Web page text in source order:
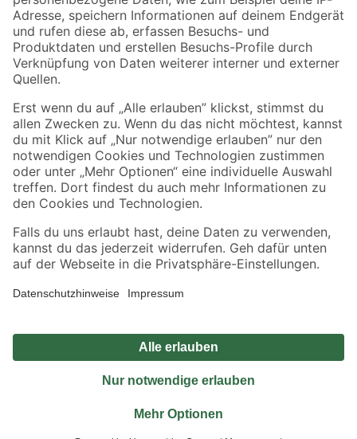
Zahlungsarten Versandarten
Sicher einkaufen
Jetzt die toom-App herunterladen
Alle Preisangaben in EUR inkl. gesetzl. MwSt.. Die dargestellten Angebote sind unter
Umständen nicht in allen Märkten verfügbar. Die angegebenen Verfügbarkeiten beziehen
Produkte nur solange der Vorrat reicht.
*Paketversand ab 59 € versandkostenfrei, gilt nicht für Artikel mit Speditionsversand, hier
Privatsphäre Impressum
Nutzungsbedingungen
Widerrufsrecht
Vertrag widerrufen
© 2026 toom Baumarkt GmbH